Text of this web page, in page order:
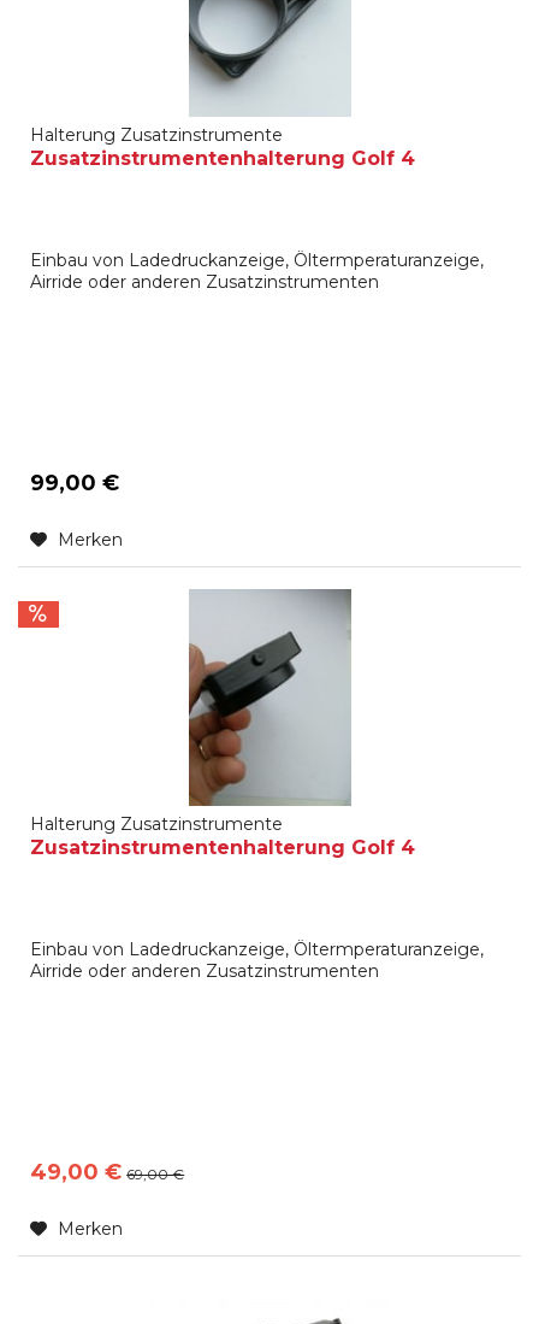
Halterung Zusatzinstrumente
Zusatzinstrumentenhalterung Golf 4
Einbau von Ladedruckanzeige, Öltermperaturanzeige,
Airride oder anderen Zusatzinstrumenten
99,00 €
Merken
Halterung Zusatzinstrumente
Zusatzinstrumentenhalterung Golf 4
Einbau von Ladedruckanzeige, Öltermperaturanzeige,
Airride oder anderen Zusatzinstrumenten
49,00 € 69,00 €
Merken